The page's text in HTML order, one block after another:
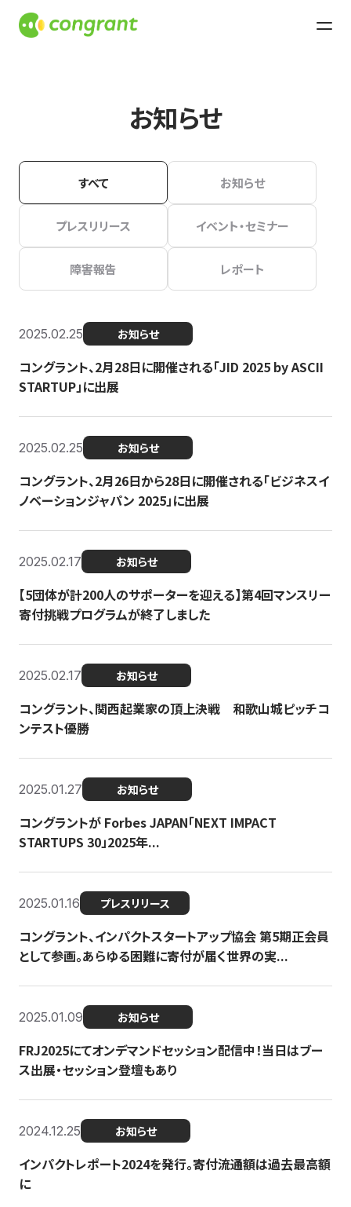
お知らせ
すべて お知らせ
プレスリリース イベント・セミナー
障害報告 レポート
2025.02.25 お知らせ
コングラント、2月28日に開催される「JID 2025 by ASCII
STARTUP」に出展
2025.02.25 お知らせ
コングラント、2月26日から28日に開催される「ビジネスイ
ノベーションジャパン 2025」に出展
2025.02.17 お知らせ
【5団体が計200人のサポーターを迎える】​​第4回マンスリー
寄付挑戦プログラムが終了しました
2025.02.17 お知らせ
コングラント、関西起業家の頂上決戦 和歌山城ピッチコ
ンテスト優勝
2025.01.27 お知らせ
コングラントが Forbes JAPAN「NEXT IMPACT
STARTUPS 30」2025年...
2025.01.16 プレスリリース
コングラント、インパクトスタートアップ協会 第5期正会員
として参画。あらゆる困難に寄付が届く世界の実...
2025.01.09 お知らせ
FRJ2025にてオンデマンドセッション配信中！当日はブー
ス出展・セッション登壇もあり
2024.12.25 お知らせ
インパクトレポート2024を発行。寄付流通額は過去最高額
に